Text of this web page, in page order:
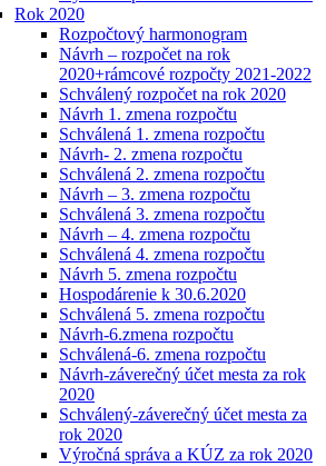
Rok 2020
Rozpočtový harmonogram
Návrh – rozpočet na rok
2020+rámcové rozpočty 2021-2022
Schválený rozpočet na rok 2020
Návrh 1. zmena rozpočtu
Schválená 1. zmena rozpočtu
Návrh- 2. zmena rozpočtu
Schválená 2. zmena rozpočtu
Návrh – 3. zmena rozpočtu
Schválená 3. zmena rozpočtu
Návrh – 4. zmena rozpočtu
Schválená 4. zmena rozpočtu
Návrh 5. zmena rozpočtu
Hospodárenie k 30.6.2020
Schválená 5. zmena rozpočtu
Návrh-6.zmena rozpočtu
Schválená-6. zmena rozpočtu
Návrh-záverečný účet mesta za rok
2020
Schválený-záverečný účet mesta za
rok 2020
Výročná správa a KÚZ za rok 2020